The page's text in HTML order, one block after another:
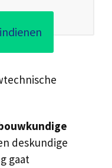
deskundige
gaat